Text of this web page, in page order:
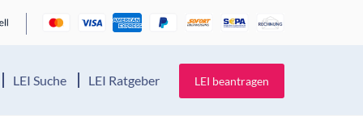
LEI Suche LEI Ratgeber LEI beantragen